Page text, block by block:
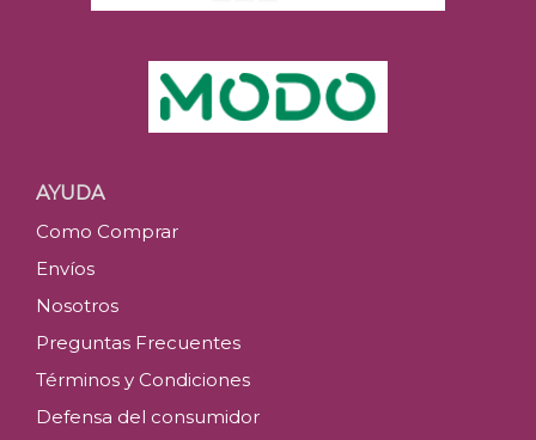
AYUDA
Como Comprar
Envíos
Nosotros
Preguntas Frecuentes
Términos y Condiciones
Defensa del consumidor